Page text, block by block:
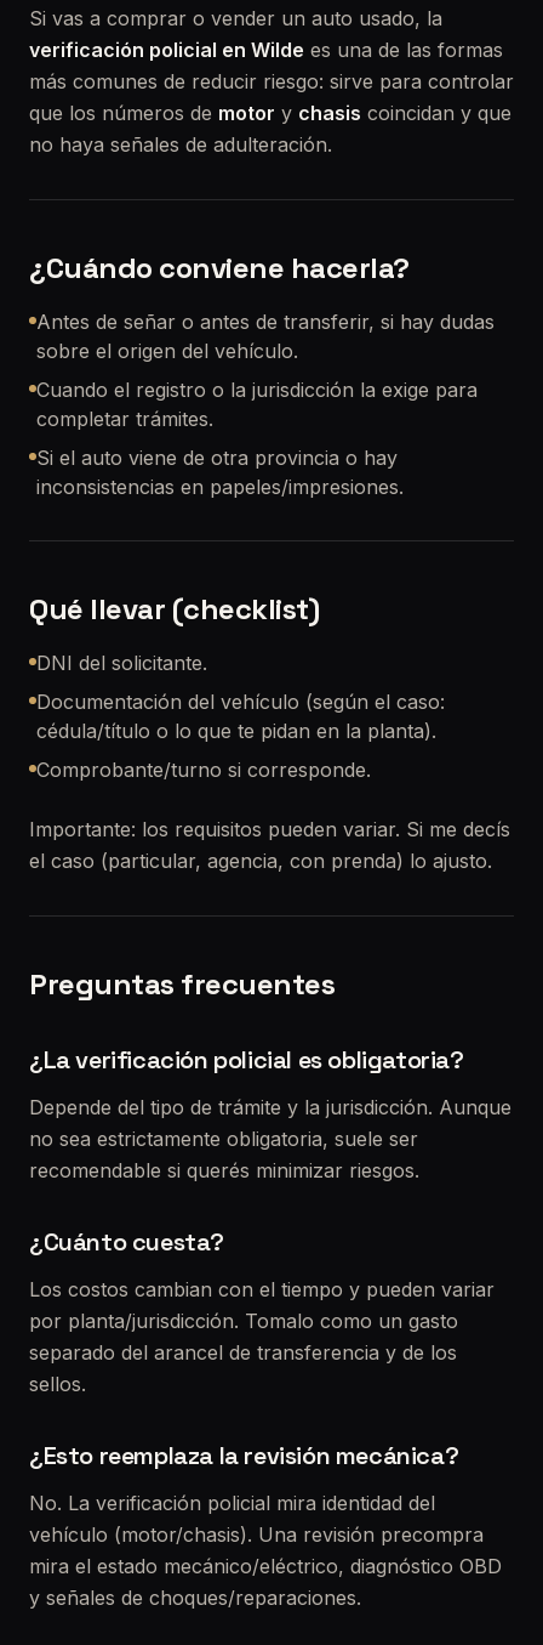
Si vas a comprar o vender un auto usado, la
verificación policial en Wilde es una de las formas
más comunes de reducir riesgo: sirve para controlar
que los números de motor y chasis coincidan y que
no haya señales de adulteración.
¿Cuándo conviene hacerla?
Antes de señar o antes de transferir, si hay dudas
sobre el origen del vehículo.
Cuando el registro o la jurisdicción la exige para
completar trámites.
Si el auto viene de otra provincia o hay
inconsistencias en papeles/impresiones.
Qué llevar (checklist)
DNI del solicitante.
Documentación del vehículo (según el caso:
cédula/título o lo que te pidan en la planta).
Comprobante/turno si corresponde.
Importante: los requisitos pueden variar. Si me decís
el caso (particular, agencia, con prenda) lo ajusto.
Preguntas frecuentes
¿La verificación policial es obligatoria?
Depende del tipo de trámite y la jurisdicción. Aunque
no sea estrictamente obligatoria, suele ser
recomendable si querés minimizar riesgos.
¿Cuánto cuesta?
Los costos cambian con el tiempo y pueden variar
por planta/jurisdicción. Tomalo como un gasto
separado del arancel de transferencia y de los
sellos.
¿Esto reemplaza la revisión mecánica?
No. La verificación policial mira identidad del
vehículo (motor/chasis). Una revisión precompra
mira el estado mecánico/eléctrico, diagnóstico OBD
y señales de choques/reparaciones.